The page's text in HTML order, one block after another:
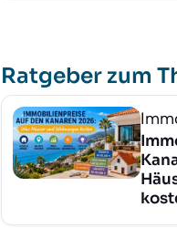
Ratgeber zum